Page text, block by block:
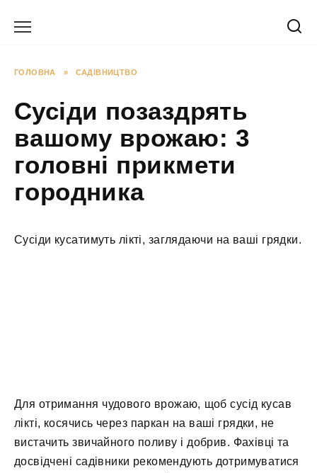
ГОЛОВНА » САДІВНИЦТВО
Сусіди позаздрять
вашому врожаю: 3
головні прикмети
городника
Сусіди кусатимуть лікті, заглядаючи на ваші грядки.
Для отримання чудового врожаю, щоб сусід кусав
лікті, косячись через паркан на ваші грядки, не
вистачить звичайного поливу і добрив. Фахівці та
досвідчені садівники рекомендують дотримуватися